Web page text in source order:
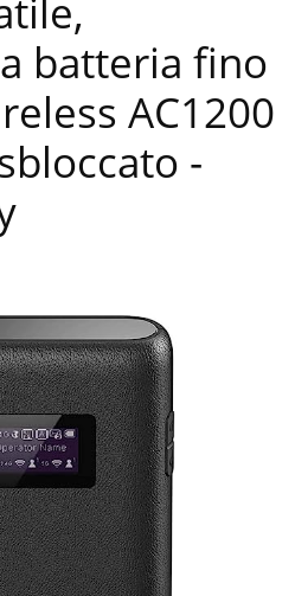
batteria fino
AC1200
-